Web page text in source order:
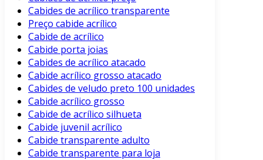
Cabides de acrílico transparente
Preço cabide acrílico
Cabide de acrílico
Cabide porta joias
Cabides de acrílico atacado
Cabide acrílico grosso atacado
Cabides de veludo preto 100 unidades
Cabide acrílico grosso
Cabide de acrílico silhueta
Cabide juvenil acrílico
Cabide transparente adulto
Cabide transparente para loja